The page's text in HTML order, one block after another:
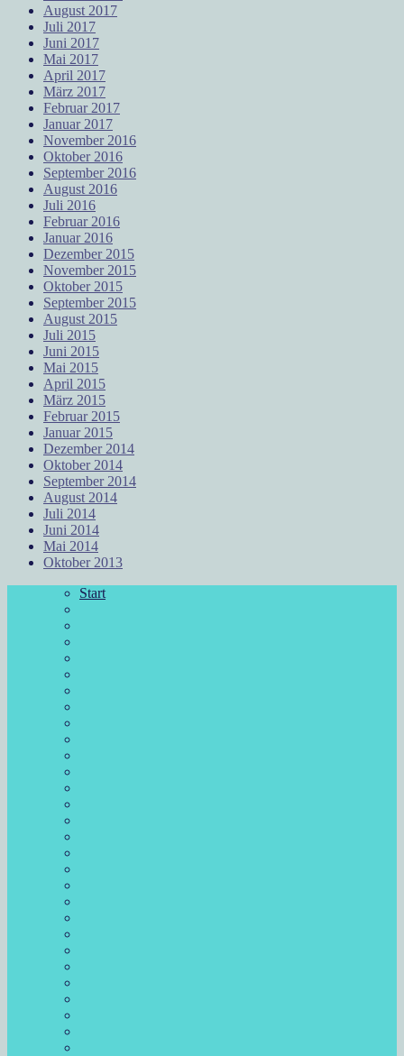
August 2017
Juli 2017
Juni 2017
Mai 2017
April 2017
März 2017
Februar 2017
Januar 2017
November 2016
Oktober 2016
September 2016
August 2016
Juli 2016
Februar 2016
Januar 2016
Dezember 2015
November 2015
Oktober 2015
September 2015
August 2015
Juli 2015
Juni 2015
Mai 2015
April 2015
März 2015
Februar 2015
Januar 2015
Dezember 2014
Oktober 2014
September 2014
August 2014
Juli 2014
Juni 2014
Mai 2014
Oktober 2013
Start